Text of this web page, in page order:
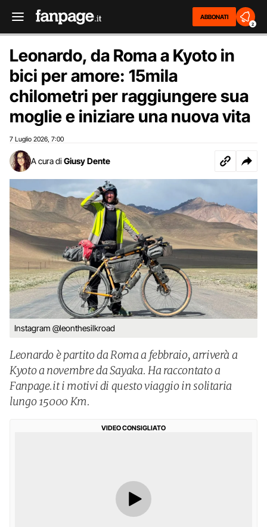
ABBONATI
2
Leonardo, da Roma a Kyoto in
bici per amore: 15mila
chilometri per raggiungere sua
moglie e iniziare una nuova vita
7 Luglio 2026 7:00
A cura di Giusy Dente
Instagram @leonthesilkroad
Leonardo è partito da Roma a febbraio, arriverà a
Kyoto a novembre da Sayaka. Ha raccontato a
Fanpage.it i motivi di questo viaggio in solitaria
lungo 15000 Km.
VIDEO CONSIGLIATO